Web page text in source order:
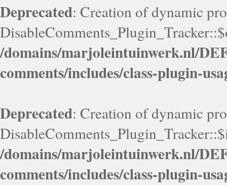
Deprecated: Creation of dynamic
/domains/marjoleintuinwerk.nl/
comments/includes/class-plugin-
Deprecated: Creation of dynamic
/domains/marjoleintuinwerk.nl/
comments/includes/class-plugin-